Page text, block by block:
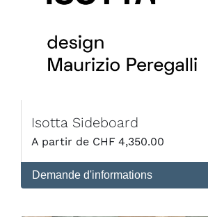
Isotta Sideboard
CHF 4,350.00
Demande d'informations